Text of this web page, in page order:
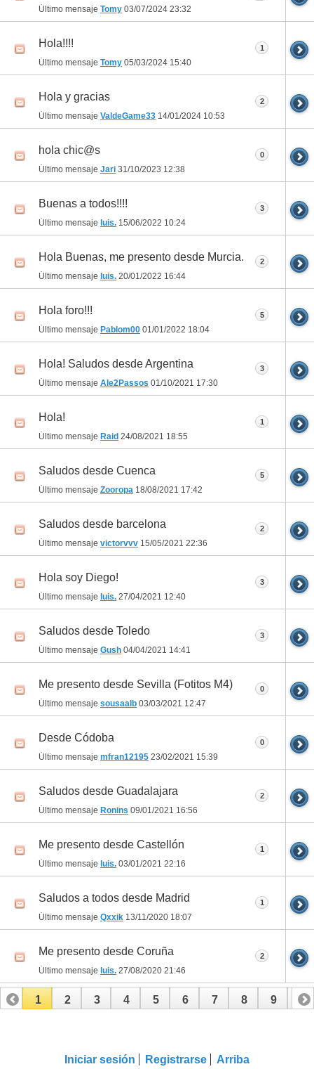
Último mensaje Tomy 03/07/2024 23:32
Hola!!!!
Último mensaje Tomy 05/03/2024 15:40
1
Hola y gracias
Último mensaje ValdeGame33 14/01/2024 10:53
2
hola chic@s
Último mensaje Jari 31/10/2023 12:38
0
Buenas a todos!!!!
Último mensaje luis. 15/06/2022 10:24
3
Hola Buenas, me presento desde Murcia.
Último mensaje luis. 20/01/2022 16:44
2
Hola foro!!!
Último mensaje Pablom00 01/01/2022 18:04
5
Hola! Saludos desde Argentina
Último mensaje Ale2Passos 01/10/2021 17:30
3
Hola!
Último mensaje Raid 24/08/2021 18:55
1
Saludos desde Cuenca
Último mensaje Zooropa 18/08/2021 17:42
5
Saludos desde barcelona
Último mensaje victorvvv 15/05/2021 22:36
2
Hola soy Diego!
Último mensaje luis. 27/04/2021 12:40
3
Saludos desde Toledo
Último mensaje Gush 04/04/2021 14:41
3
Me presento desde Sevilla (Fotitos M4)
Último mensaje sousaalb 03/03/2021 12:47
0
Desde Códoba
Último mensaje mfran12195 23/02/2021 15:39
0
Saludos desde Guadalajara
Último mensaje Ronins 09/01/2021 16:56
2
Me presento desde Castellón
Último mensaje luis. 03/01/2021 22:16
1
Saludos a todos desde Madrid
Último mensaje Qxxik 13/11/2020 18:07
1
Me presento desde Coruña
Último mensaje luis. 27/08/2020 21:46
2
1 2 3 4 5 6 7 8 9 10
Iniciar sesión Registrarse Arriba